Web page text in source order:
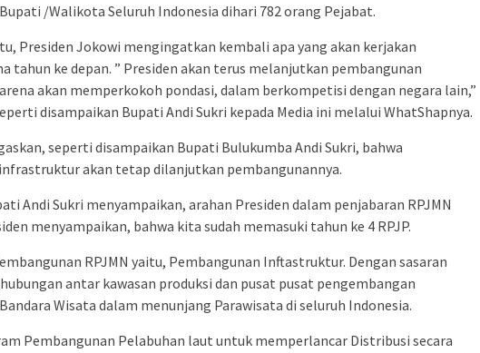
/Walikota Seluruh Indonesia dihari 782 orang Pejabat.
Presiden Jokowi mengingatkan kembali apa yang akan kerjakan
tahun ke depan. ” Presiden akan terus melanjutkan pembangunan
akan memperkokoh pondasi, dalam berkompetisi dengan negara lain,”
disampaikan Bupati Andi Sukri kepada Media ini melalui WhatShapnya.
seperti disampaikan Bupati Bulukumba Andi Sukri, bahwa
akan tetap dilanjutkan pembangunannya.
Andi Sukri menyampaikan, arahan Presiden dalam penjabaran RPJMN
menyampaikan, bahwa kita sudah memasuki tahun ke 4 RPJP.
RPJMN yaitu, Pembangunan Inftastruktur. Dengan sasaran
antar kawasan produksi dan pusat pusat pengembangan
Wisata dalam menunjang Parawisata di seluruh Indonesia.
Pembangunan Pelabuhan laut untuk memperlancar Distribusi secara